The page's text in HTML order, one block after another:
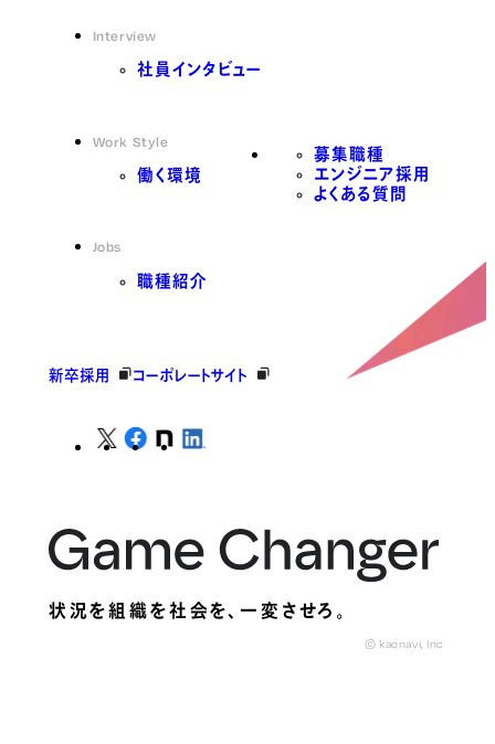
Interview
社員インタビュー
Work Style
働く環境
Jobs
職種紹介
募集職種
エンジニア採用
よくある質問
新卒採用 コーポレートサイト
状況を組織を社会を、一変させろ。
© kaonavi, Inc